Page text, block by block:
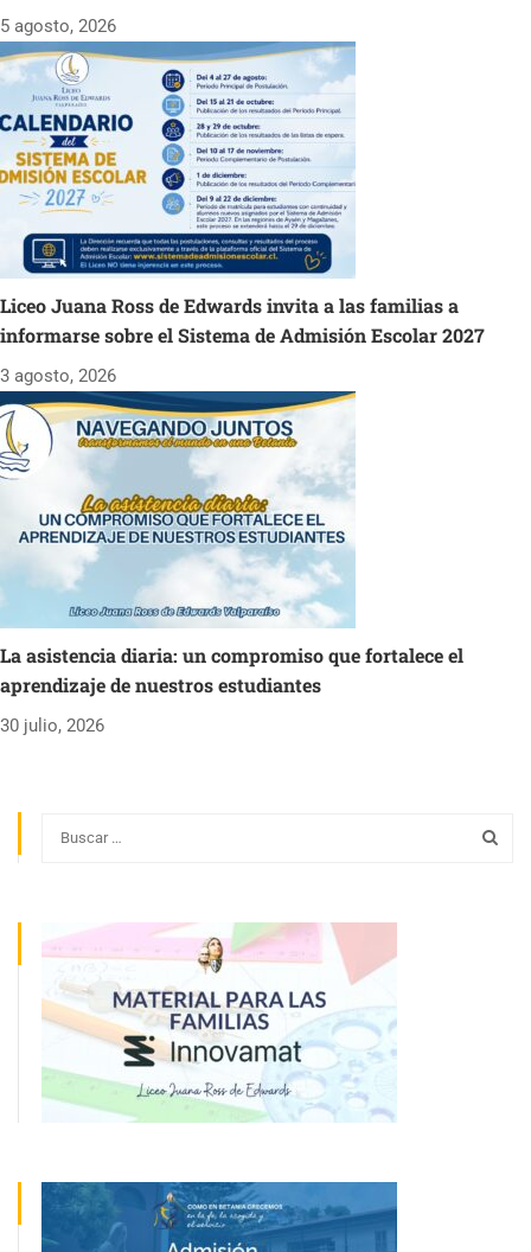
5 agosto, 2026
Liceo Juana Ross de Edwards invita a las familias a
informarse sobre el Sistema de Admisión Escolar 2027
3 agosto, 2026
La asistencia diaria: un compromiso que fortalece el
aprendizaje de nuestros estudiantes
30 julio, 2026